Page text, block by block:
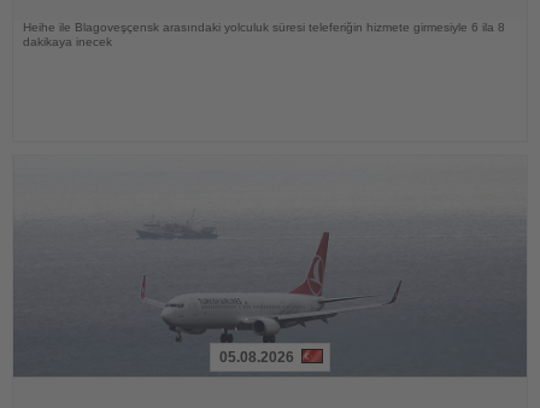
Heihe ile Blagoveşçensk arasındaki yolculuk süresi teleferiğin hizmete girmesiyle 6 ila 8
dakikaya inecek
05.08.2026